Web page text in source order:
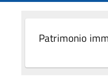
Patrimonio